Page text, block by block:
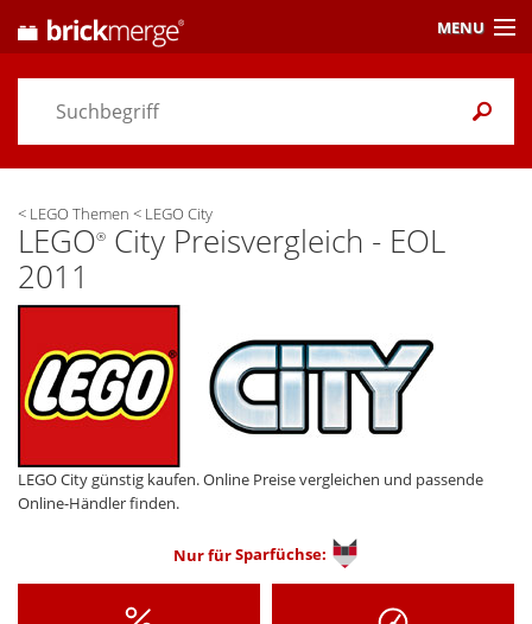
< LEGO Themen < LEGO City
LEGO® City Preisvergleich - EOL
2011
LEGO City günstig kaufen. Online Preise vergleichen und passende
Online-Händler finden.
Nur fürSparfüchse:
MENU
Preisvergleich
Themen/ Händler
Alarme & Wunschlisten